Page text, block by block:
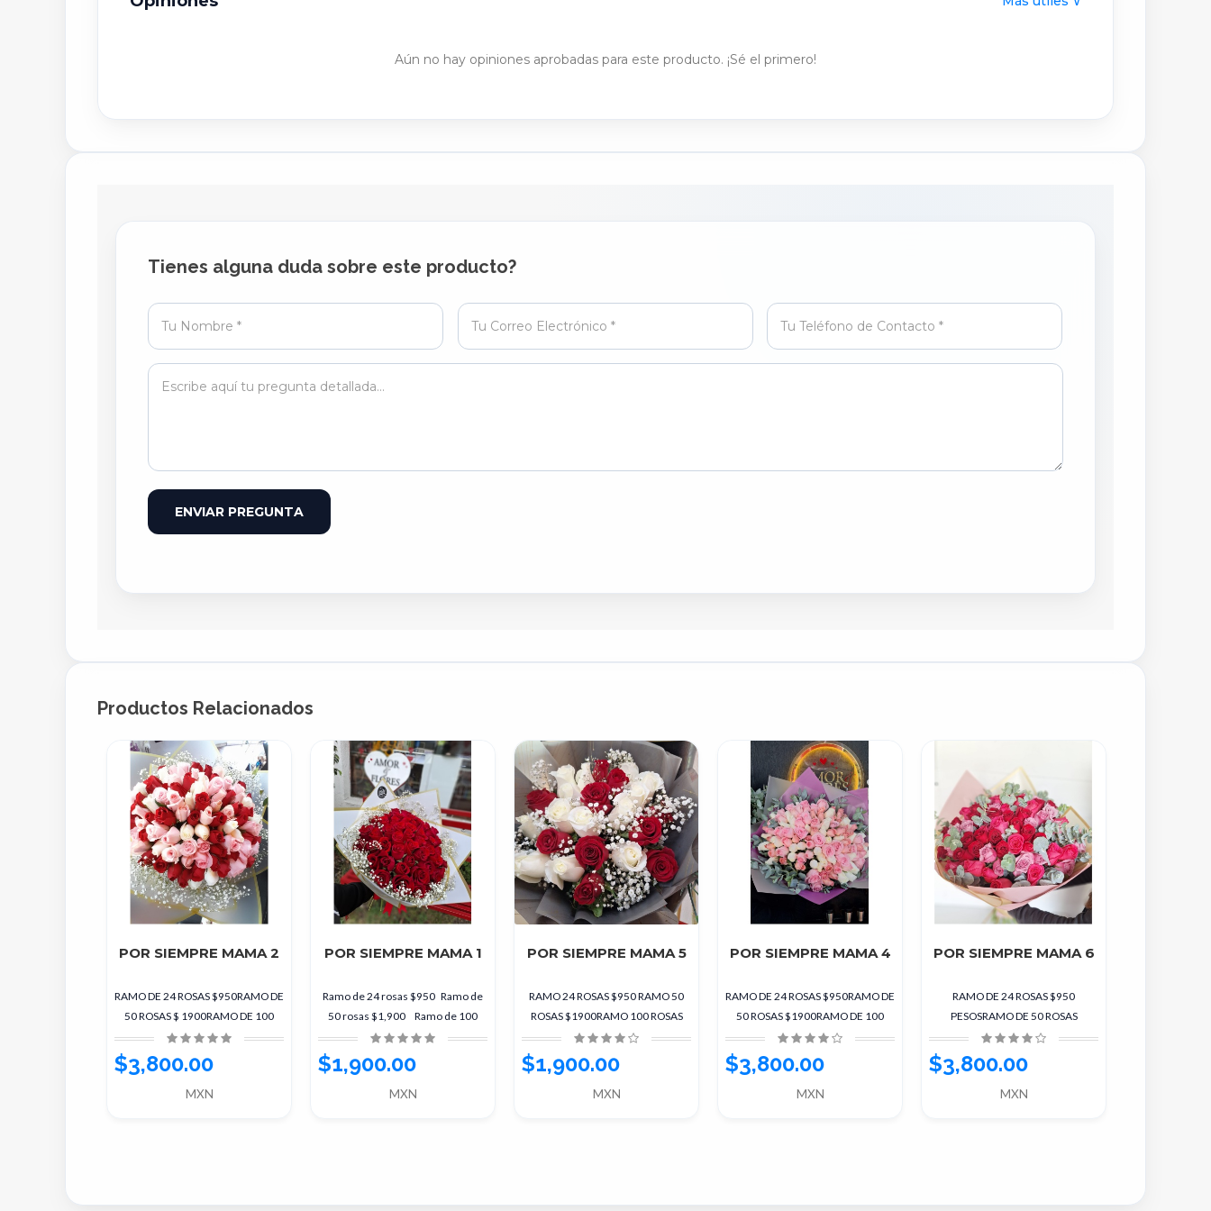
Aún no hay opiniones aprobadas para este producto. ¡Sé el primero!
PUBLICAR OPINIÓN
Tienes alguna duda sobre este producto?
ENVIAR PREGUNTA
Productos Relacionados
POR SIEMPRE MAMA 2
RAMO DE 24 ROSAS $950RAMO DE
50 ROSAS $ 1900RAMO DE 100
ROSAS $3800
$3,800.00
MXN
POR SIEMPRE MAMA 1
Ramo de 24 rosas $950 Ramo de
50 rosas $1,900 Ramo de 100
rosas $3,800
$1,900.00
MXN
POR SIEMPRE MAMA 5
RAMO 24 ROSAS $950 RAMO 50
ROSAS $1900RAMO 100 ROSAS
$3800
$1,900.00
MXN
POR SIEMPRE MAMA 4
RAMO DE 24 ROSAS $950RAMO DE
50 ROSAS $1900RAMO DE 100
ROSAS $3800
$3,800.00
MXN
POR SIEMPRE MAMA 6
RAMO DE 24 ROSAS $950
PESOSRAMO DE 50 ROSAS
$1900RAMO DE 100 ROSAS $3800
$3,800.00
MXN